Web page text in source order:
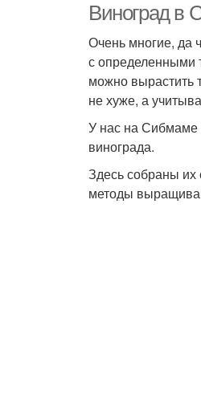
Виноград в
Очень многие, да
с определенными
можно вырастить
не хуже, а
У нас на Сибмаме
винограда.
Здесь собраны
методы